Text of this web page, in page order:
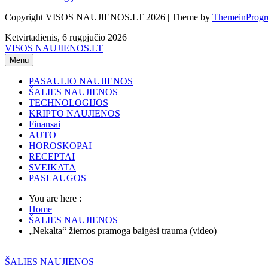
Copyright VISOS NAUJIENOS.LT 2026 | Theme by
Ketvirtadienis, 6 rugpjūčio 2026
VISOS NAUJIENOS.LT
Menu
PASAULIO NAUJIENOS
ŠALIES NAUJIENOS
TECHNOLOGIJOS
KRIPTO NAUJIENOS
Finansai
AUTO
HOROSKOPAI
RECEPTAI
SVEIKATA
PASLAUGOS
You are here :
Home
ŠALIES NAUJIENOS
„Nekalta“ žiemos pramoga baigėsi trauma (video)
ŠALIES NAUJIENOS